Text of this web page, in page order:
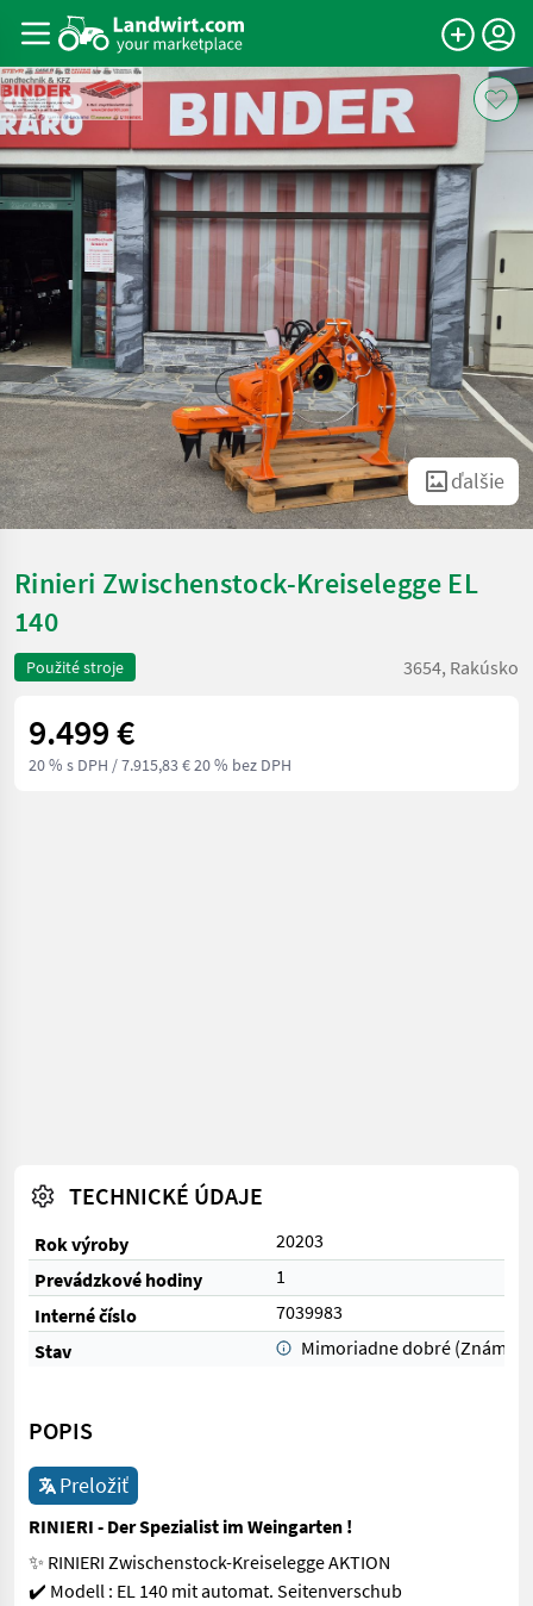
ďalšie
Rinieri Zwischenstock-Kreiselegge EL
140
Použité stroje 3654, Rakúsko
9.499 €
20 % s DPH / 7.915,83 € 20 % bez DPH
TECHNICKÉ ÚDAJE
Rok výroby
20203
Prevádzkové hodiny
1
Interné číslo
7039983
Stav
Mimoriadne dobré (Známka
POPIS
Preložiť
RINIERI - Der Spezialist im Weingarten !
✨ RINIERI Zwischenstock-Kreiselegge AKTION
✔️ Modell : EL 140 mit automat. Seitenverschub